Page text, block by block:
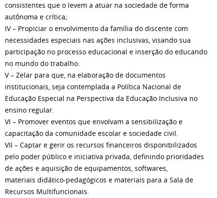
consistentes que o levem a atuar na sociedade de forma
autônoma e crítica;
IV – Propiciar o envolvimento da família do discente com
necessidades especiais nas ações inclusivas, visando sua
participação no processo educacional e inserção do educando
no mundo do trabalho.
V – Zelar para que, na elaboração de documentos
institucionais, seja contemplada a Política Nacional de
Educação Especial na Perspectiva da Educação Inclusiva no
ensino regular.
VI – Promover eventos que envolvam a sensibilização e
capacitação da comunidade escolar e sociedade civil.
VII – Captar e gerir os recursos financeiros disponibilizados
pelo poder público e iniciativa privada, definindo prioridades
de ações e aquisição de equipamentos, softwares,
materiais didático-pedagógicos e materiais para a Sala de
Recursos Multifuncionais.